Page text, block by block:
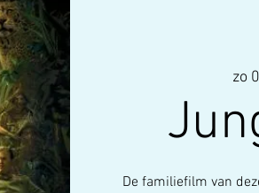
zo
De familiefilm van